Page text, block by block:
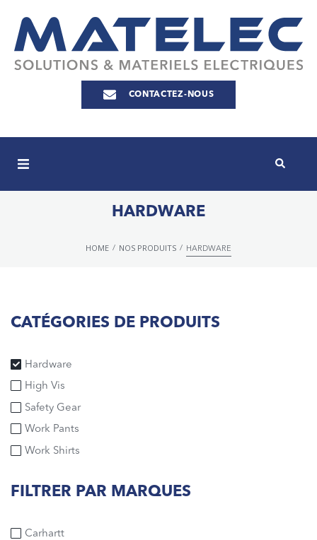
CONTACTEZ-NOUS
HARDWARE
HOME / NOS PRODUITS / HARDWARE
CATÉGORIES DE PRODUITS
Hardware
High Vis
Safety Gear
Work Pants
Work Shirts
FILTRER PAR MARQUES
Carhartt